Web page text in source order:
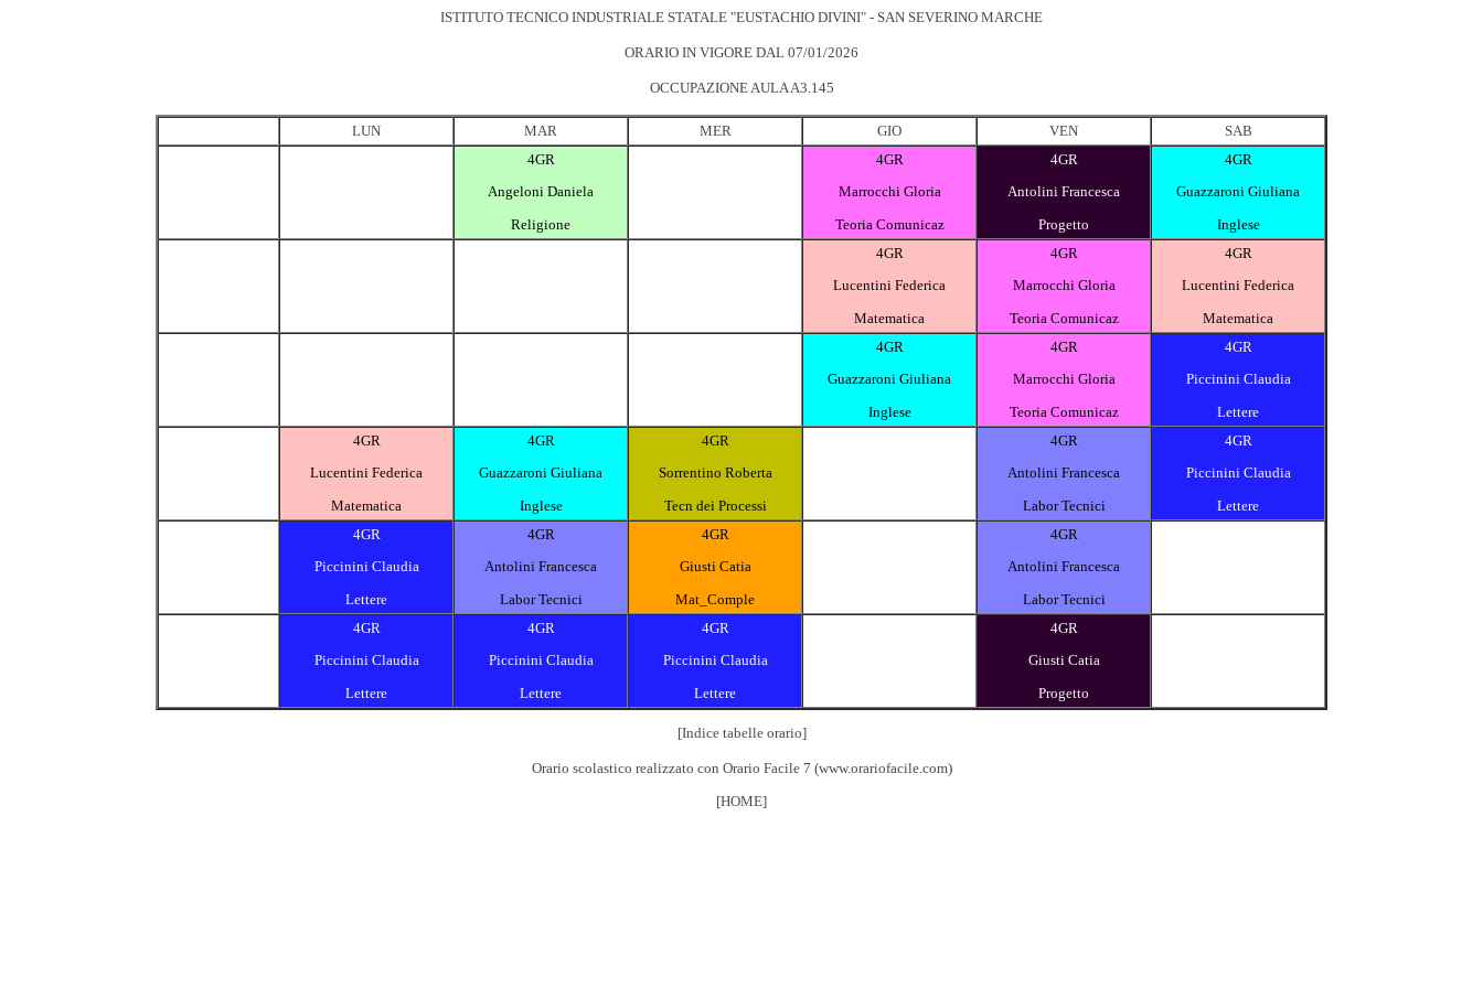
ISTITUTO TECNICO INDUSTRIALE STATALE "EUSTACHIO DIVINI" - SAN SEVERINO MARCHE
ORARIO IN VIGORE DAL 07/01/2026
OCCUPAZIONE AULA A3.145
LUN MAR MER GIO VEN
SAB
4GR
Angeloni Daniela
Religione
4GR
Marrocchi Gloria
Teoria Comunicaz
4GR
Antolini Francesca
Progetto
4GR
Guazzaroni Giuliana
Inglese
4GR
Lucentini Federica
Matematica
4GR
Marrocchi Gloria
Teoria Comunicaz
4GR
Lucentini Federica
Matematica
4GR
Guazzaroni Giuliana
Inglese
4GR
Marrocchi Gloria
Teoria Comunicaz
4GR
Piccinini Claudia
Lettere
4GR
Lucentini Federica
Matematica
4GR
Guazzaroni Giuliana
Inglese
4GR
Sorrentino Roberta
Tecn dei Processi
4GR
Antolini Francesca
Labor Tecnici
4GR
Piccinini Claudia
Lettere
4GR
Piccinini Claudia
Lettere
4GR
Antolini Francesca
Labor Tecnici
4GR
Giusti Catia
Mat_Comple
4GR
Antolini Francesca
Labor Tecnici
4GR
Piccinini Claudia
Lettere
4GR
Piccinini Claudia
Lettere
4GR
Piccinini Claudia
Lettere
4GR
Giusti Catia
Progetto
[Indice tabelle orario]
Orario scolastico realizzato con Orario Facile 7 (www.orariofacile.com)
[HOME]